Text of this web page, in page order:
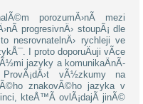
porozumÄ›nÃ­ mezi
progresivnÄ› stoupÃ¡ dle
nesrovnatelnÄ› rychleji ve
I proto doporuÄuji vÃ­ce
jazyky a komunikaÄnÃ­
vÃ½zkumy na
znakovÃ©ho jazyka v
kteÅ™Ã­ ovlÃ¡dajÃ­ jinÃ©